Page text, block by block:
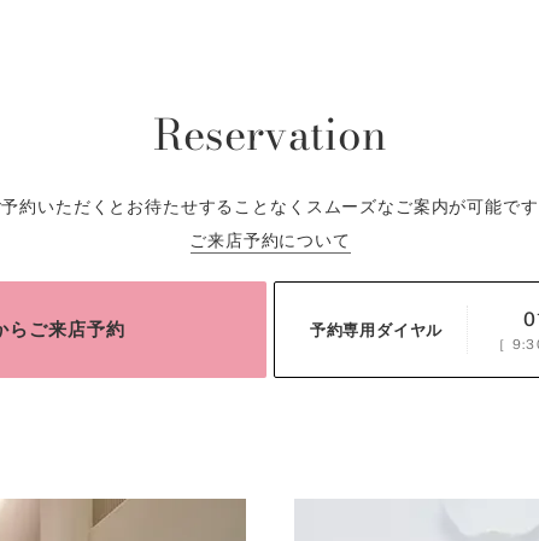
Reservation
約いただくとお待たせすることなくスムーズなご案内が可能です
ご来店予約について
らご来店予約 予約専用ダイヤル
［